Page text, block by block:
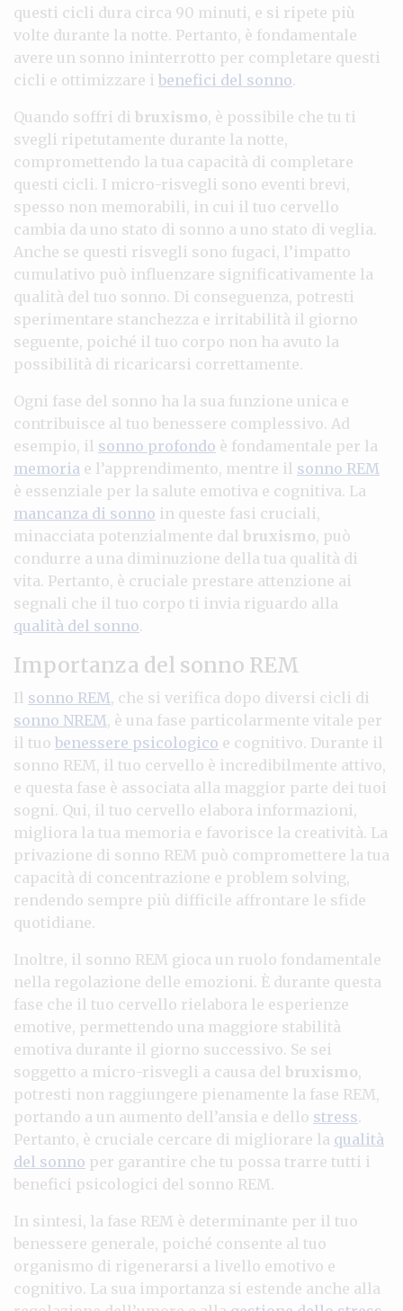
questi cicli dura circa 90 minuti, e si ripete più
volte durante la notte. Pertanto, è fondamentale
avere un sonno ininterrotto per completare questi
cicli e ottimizzare i benefici del sonno.
Quando soffri di bruxismo, è possibile che tu ti
svegli ripetutamente durante la notte,
compromettendo la tua capacità di completare
questi cicli. I micro-risvegli sono eventi brevi,
spesso non memorabili, in cui il tuo cervello
cambia da uno stato di sonno a uno stato di veglia.
Anche se questi risvegli sono fugaci, l’impatto
cumulativo può influenzare significativamente la
qualità del tuo sonno. Di conseguenza, potresti
sperimentare stanchezza e irritabilità il giorno
seguente, poiché il tuo corpo non ha avuto la
possibilità di ricaricarsi correttamente.
Ogni fase del sonno ha la sua funzione unica e
contribuisce al tuo benessere complessivo. Ad
esempio, il sonno profondo è fondamentale per la
memoria e l’apprendimento, mentre il sonno REM
è essenziale per la salute emotiva e cognitiva. La
mancanza di sonno in queste fasi cruciali,
minacciata potenzialmente dal bruxismo, può
condurre a una diminuzione della tua qualità di
vita. Pertanto, è cruciale prestare attenzione ai
segnali che il tuo corpo ti invia riguardo alla
qualità del sonno.
Importanza del sonno REM
Il sonno REM, che si verifica dopo diversi cicli di
sonno NREM, è una fase particolarmente vitale per
il tuo benessere psicologico e cognitivo. Durante il
sonno REM, il tuo cervello è incredibilmente attivo,
e questa fase è associata alla maggior parte dei tuoi
sogni. Qui, il tuo cervello elabora informazioni,
migliora la tua memoria e favorisce la creatività. La
privazione di sonno REM può compromettere la tua
capacità di concentrazione e problem solving,
rendendo sempre più difficile affrontare le sfide
quotidiane.
Inoltre, il sonno REM gioca un ruolo fondamentale
nella regolazione delle emozioni. È durante questa
fase che il tuo cervello rielabora le esperienze
emotive, permettendo una maggiore stabilità
emotiva durante il giorno successivo. Se sei
soggetto a micro-risvegli a causa del bruxismo,
potresti non raggiungere pienamente la fase REM,
portando a un aumento dell’ansia e dello stress.
Pertanto, è cruciale cercare di migliorare la qualità
del sonno per garantire che tu possa trarre tutti i
benefici psicologici del sonno REM.
In sintesi, la fase REM è determinante per il tuo
benessere generale, poiché consente al tuo
organismo di rigenerarsi a livello emotivo e
cognitivo. La sua importanza si estende anche alla